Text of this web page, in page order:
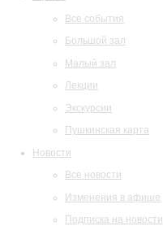
Все события
Большой зал
Малый зал
Лекции
Экскурсии
Пушкинская карта
Новости
Все новости
Изменения в афише
Подписка на новости